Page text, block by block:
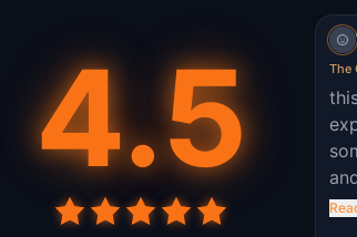
4.5 The
.